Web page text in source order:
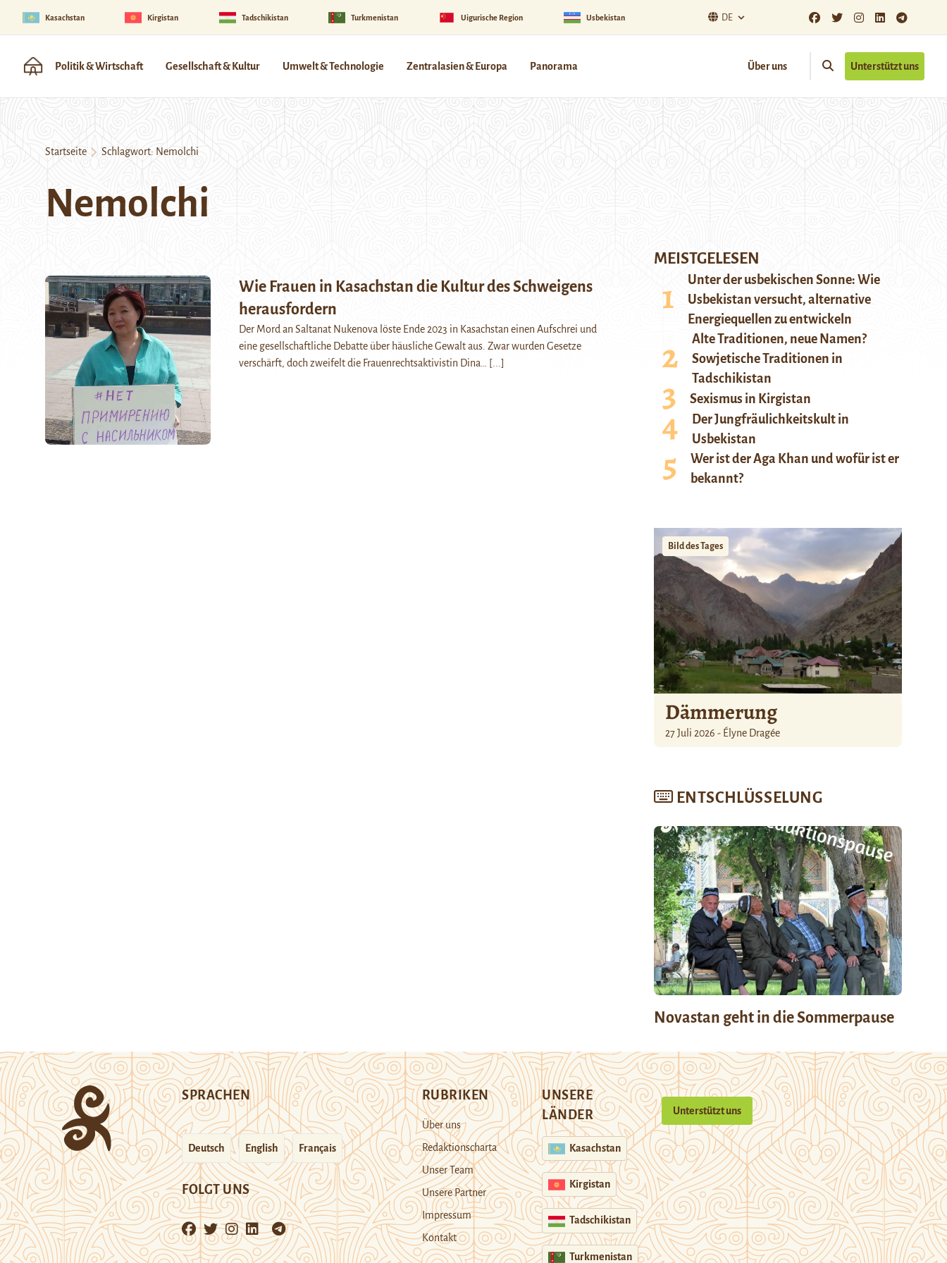
Kasachstan Kirgistan Tadschikistan Turkmenistan Uigurische Region Usbekistan DE
Politik & Wirtschaft Gesellschaft & Kultur Umwelt & Technologie Zentralasien & Europa Panorama Über uns Unterstützt uns
Startseite Schlagwort: Nemolchi
Nemolchi
Wie Frauen in Kasachstan die Kultur des Schweigens
herausfordern
Der Mord an Saltanat Nukenova löste Ende 2023 in Kasachstan einen Aufschrei und
eine gesellschaftliche Debatte über häusliche Gewalt aus. Zwar wurden Gesetze
verschärft, doch zweifelt die Frauenrechtsaktivistin Dina…
[...]
MEISTGELESEN
Unter der usbekischen Sonne: Wie
Usbekistan versucht, alternative
Energiequellen zu entwickeln
Alte Traditionen, neue Namen?
Sowjetische Traditionen in
Tadschikistan
Sexismus in Kirgistan
Der Jungfräulichkeitskult in
Usbekistan
Wer ist der Aga Khan und wofür ist er
bekannt?
Bild des Tages
Dämmerung
27 Juli 2026 - Élyne Dragée
ENTSCHLÜSSELUNG
Novastan geht in die Sommerpause
SPRACHEN
Deutsch English Français
FOLGT UNS
RUBRIKEN
Über uns
Redaktionscharta
Unser Team
Unsere Partner
Impressum
Kontakt
UNSERE
LÄNDER
Kasachstan
Kirgistan
Tadschikistan
Turkmenistan
Unterstützt uns